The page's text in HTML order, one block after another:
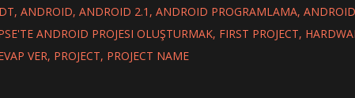
ANDROID ANDROID 2.1 ANDROID PROGRAMLAMA
ANDROID PROJESI OLUŞTURMAK FIRST PROJECT
VER PROJECT PROJECT NAME